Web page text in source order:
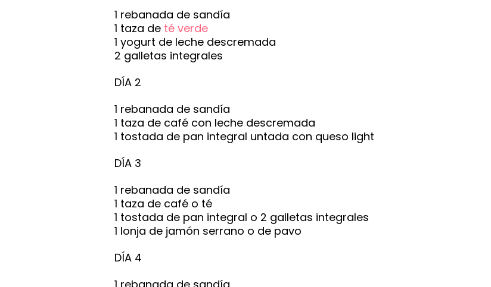
1 rebanada de sandía
1 taza de té verde
1 yogurt de leche descremada
2 galletas integrales
DÍA 2
1 rebanada de sandía
1 taza de café con leche descremada
1 tostada de pan integral untada con queso light
DÍA 3
1 rebanada de sandía
1 taza de café o té
1 tostada de pan integral o 2 galletas integrales
1 lonja de jamón serrano o de pavo
DÍA 4